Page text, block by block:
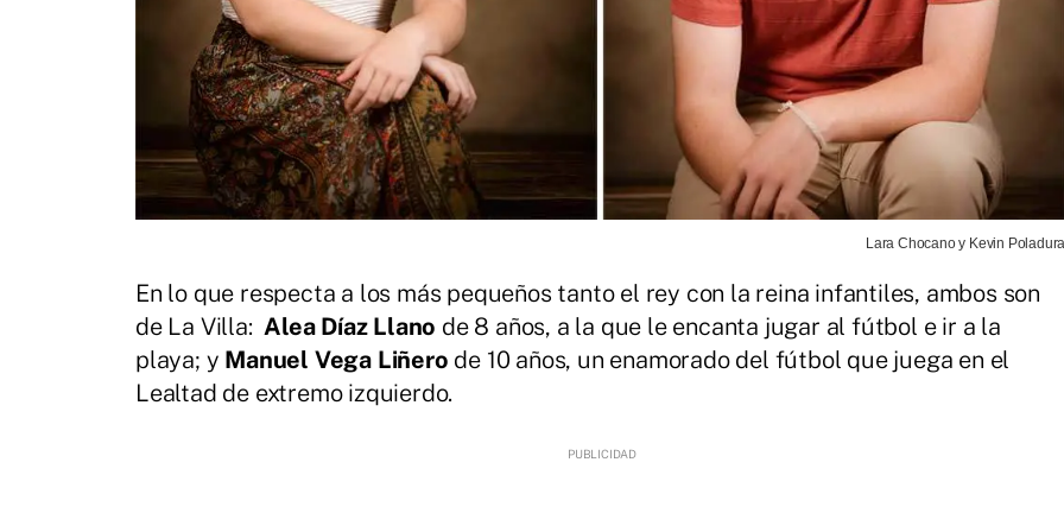
Lara Chocano y Kevin
En lo que respecta a los más pequeños tanto el rey con la reina infantiles, ambos son
de La Villa:Alea Díaz Llano de 8 años, a la que le encanta jugar al fútbol e ir a la
playa; y Manuel Vega Liñero de 10 años, un enamorado del fútbol que juega en el
Lealtad de extremo izquierdo.